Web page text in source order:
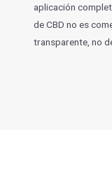
aplicación
de CBD no es
transparente, no